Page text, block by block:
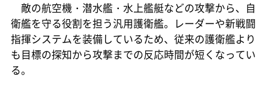
敵の航空機・潜水艦・水上艦艇などの攻撃から、自
衛艦を守る役割を担う汎用護衛艦。レーダーや新戦闘
指揮システムを装備しているため、従来の護衛艦より
も目標の探知から攻撃までの反応時間が短くなってい
る。